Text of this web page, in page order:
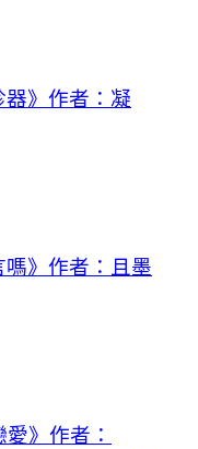
器》作者：凝
嗎》作者：且墨
愛》作者：